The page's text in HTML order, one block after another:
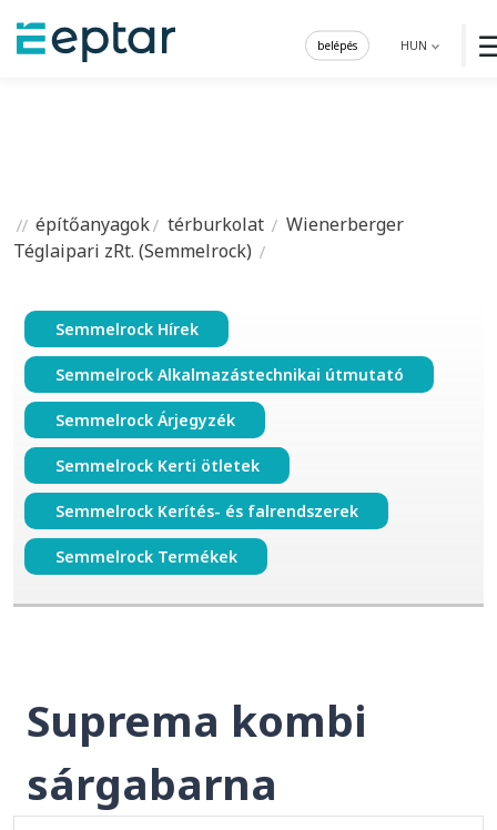
HUN
belépés
építőanyagok térburkolat
Wienerberger
Téglaipari zRt. (Semmelrock)
Semmelrock Hírek
Semmelrock Alkalmazástechnikai útmutató
Semmelrock Árjegyzék
Semmelrock Kerti ötletek
Semmelrock Kerítés- és falrendszerek
Semmelrock Termékek
Suprema kombi
sárgabarna